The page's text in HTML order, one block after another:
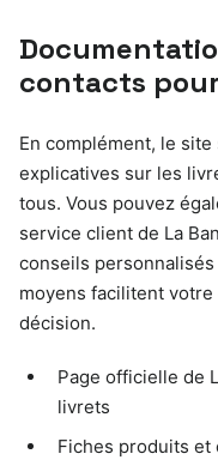
contacts
En complément, le
explicatives sur les
tous. Vous pouvez
service client de La
conseils
moyens facilitent
décision.
Page officielle de
livrets
Fiches produits et